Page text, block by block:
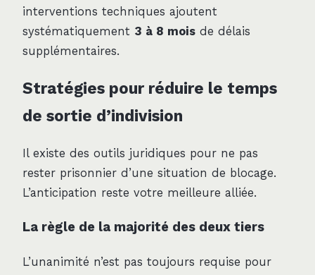
interventions techniques ajoutent
systématiquement 3 à 8 mois de délais
supplémentaires.
Stratégies pour réduire le temps
de sortie d’indivision
Il existe des outils juridiques pour ne pas
rester prisonnier d’une situation de blocage.
L’anticipation reste votre meilleure alliée.
La règle de la majorité des deux tiers
L’unanimité n’est pas toujours requise pour